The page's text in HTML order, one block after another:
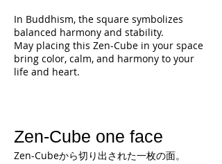
In Buddhism, the square symbolizes
balanced harmony and stability.
May placing this Zen-Cube in your space
bring color, calm, and harmony to your
life and heart.
Zen-Cube one face
Zen-Cubeから切り出された一枚の面。